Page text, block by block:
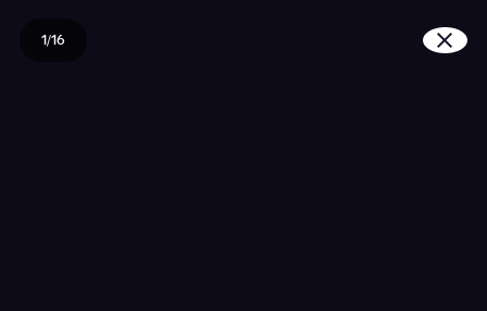
1/16
Wanneer ben je